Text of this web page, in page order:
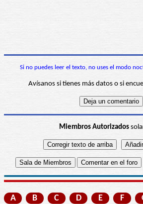
Si no puedes leer el texto, no uses el modo
Avísanos si tienes más datos o si
Miembros Autorizados
A B C D E F